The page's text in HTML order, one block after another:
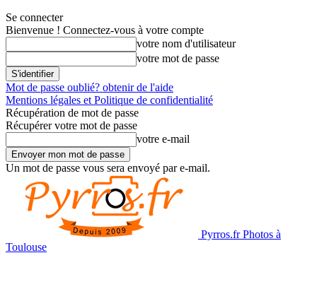
Se connecter
Bienvenue ! Connectez-vous à votre compte
votre nom d'utilisateur
votre mot de passe
Mot de passe oublié? obtenir de l'aide
Mentions légales et Politique de confidentialité
Récupération de mot de passe
Récupérer votre mot de passe
votre e-mail
Un mot de passe vous sera envoyé par e-mail.
Pyrros.fr Photos à
Toulouse